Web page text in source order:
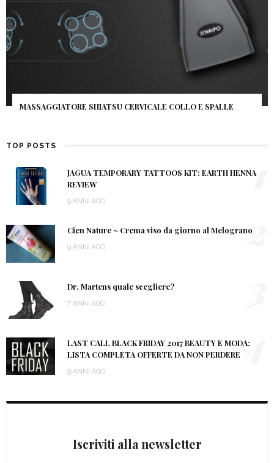
SHIATSU CERVICALE COLLO E SPALLE
NEE
COPRIRE LE
TOP POSTS
JAGUA TEMPORARY TATTOOS KIT: EARTH HENNA
REVIEW
9 ANNI AGO
1
Cien Nature ~ Crema viso da giorno al Melograno
9 ANNI AGO 2
Dr. Martens quale scegliere?
7 ANNI AGO
LAST CALL BLACK FRIDAY 2017 BEAUTY E MODA:
LISTA COMPLETA OFFERTE DA NON PERDERE
9 ANNI AGO
4
Iscriviti alla newsletter